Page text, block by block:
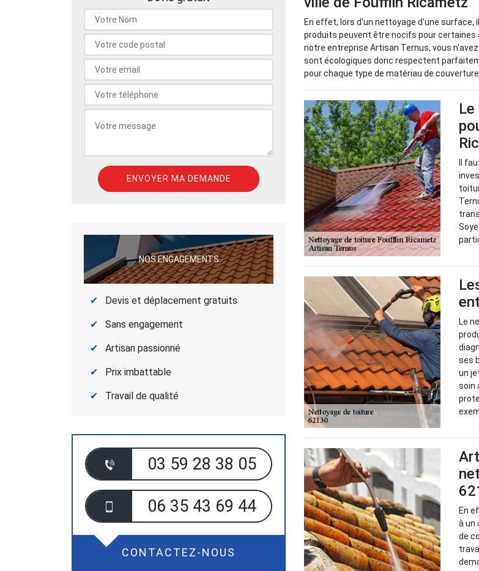
NOS ENGAGEMENTS
Devis et déplacement gratuits
Sans engagement
Artisan passionné
Prix imbattable
Travail de qualité
03 59 28 38 05
06 35 43 69 44
CONTACTEZ-NOUS
En effet, lors d'un nettoyage d'une
produits peuvent être nocifs pour certaines
notre entreprise Artisan Ternus, vous
sont écologiques donc respectent
pour chaque type de matériau de
Il
Le
ses
un
soin
En
à un
de